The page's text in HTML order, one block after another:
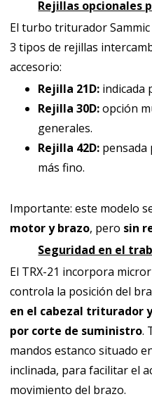
Rejillas opcionales
El turbo triturador
3 tipos de rejillas
accesorio:
Rejilla 21D: indicada
Rejilla 30D:opción
generales.
Rejilla 42D:
más fino.
Importante: este modelo
motor y brazo, pero sin
Seguridad en el
El TRX-21 incorpora
controla la posición del
en el cabezal triturador
por corte de suministro.
mandos estanco situado
inclinada, para facilitar el
movimiento del brazo.